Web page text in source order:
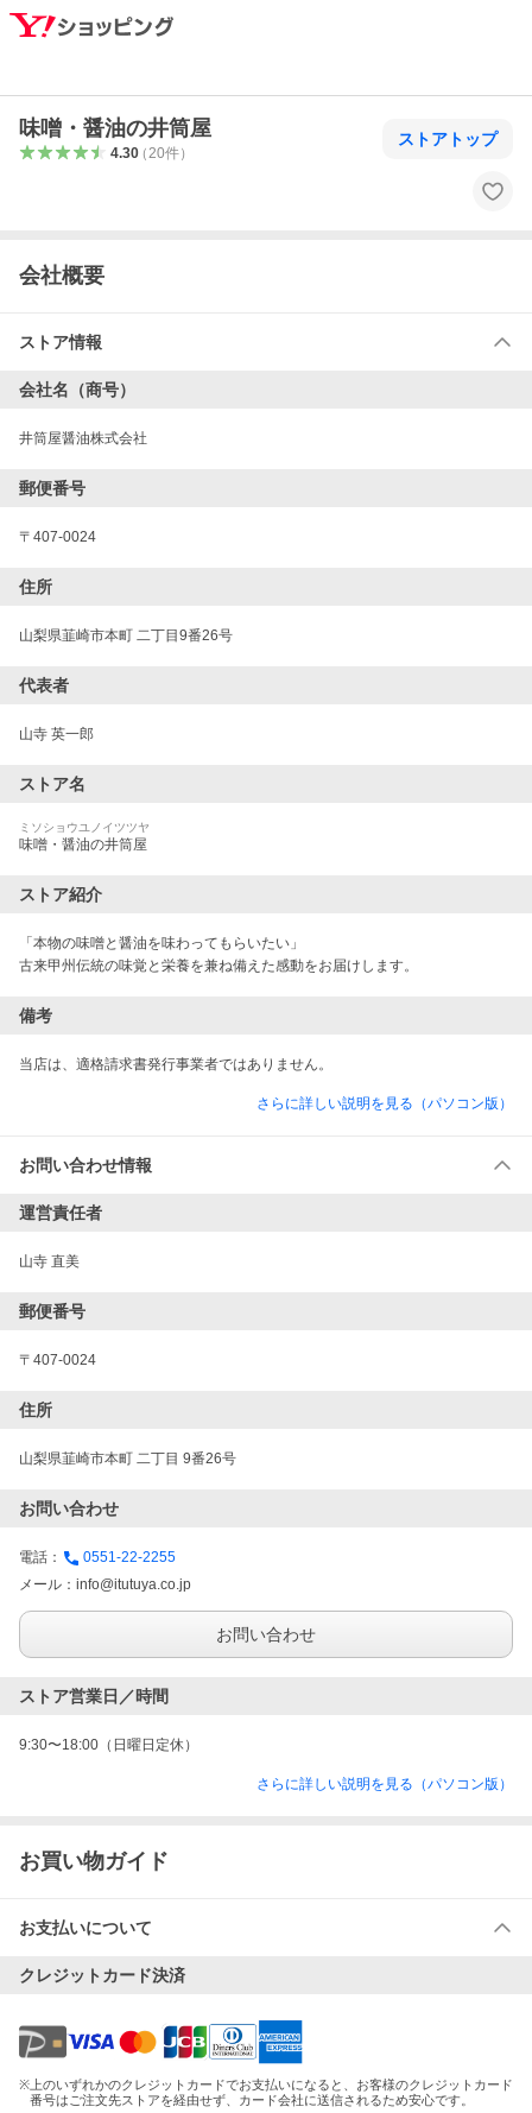
味噌・醤油の井筒屋
4.30（ 20件）
ストアトップ
会社概要
ストア情報
会社名（商号）
井筒屋醤油株式会社
郵便番号
〒 407-0024
住所
山梨県韮崎市本町 二丁目9番26号
代表者
山寺 英一郎
ストア名
ミソショウユノイツツヤ
味噌・醤油の井筒屋
ストア紹介
「本物の味噌と醤油を味わってもらいたい」
古来甲州伝統の味覚と栄養を兼ね備えた感動をお届けします。
備考
当店は、適格請求書発行事業者ではありません。
さらに詳しい説明を見る（パソコン版）
お問い合わせ情報
運営責任者
山寺 直美
郵便番号
〒407-0024
住所
山梨県韮崎市本町 二丁目 9番26号
お問い合わせ
電話：
0551-22-2255
メール： info@itutuya.co.jp
お問い合わせ
ストア営業日／時間
9:30〜18:00（日曜日定休）
さらに詳しい説明を見る（パソコン版）
お買い物ガイド
お支払いについて
クレジットカード決済
※ 上のいずれかのクレジットカードでお支払いになると、お客様のクレジットカード
番号はご注文先ストアを経由せず、カード会社に送信されるため安心です。